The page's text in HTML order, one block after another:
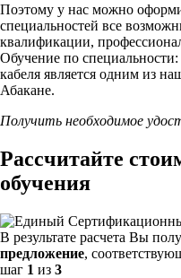
Поэтому у нас можно
специальностей все
квалификации,
Обучение по
кабеля является одним из
Абакане.
Получить необходимое
Рассчитайте
обучения
В результате расчета Вы
предложение,
шаг 1 из 3